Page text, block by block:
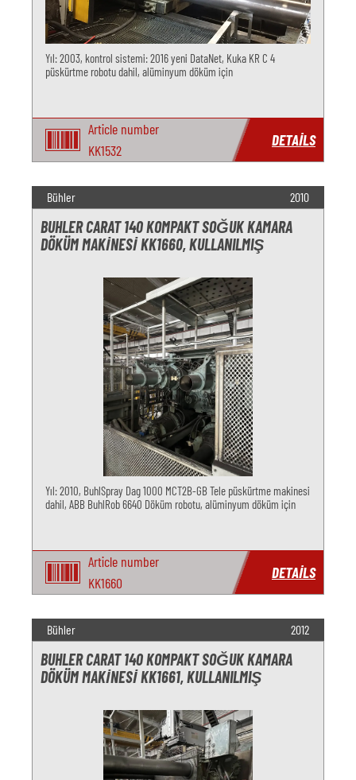
Yıl: 2003, kontrol sistemi: 2016 yeni DataNet, Kuka KR C 4
püskürtme robotu dahil, alüminyum döküm için
Article number
KK1532
DETAILS
Bühler 2010
BUHLER CARAT 140 KOMPAKT SOĞUK KAMARA
DÖKÜM MAKINESI KK1660, KULLANILMIŞ
Yıl: 2010, BuhlSpray Dag 1000 MCT2B-GB Tele püskürtme makinesi
dahil, ABB BuhlRob 6640 Döküm robotu, alüminyum döküm için
Article number
KK1660
DETAILS
Bühler 2012
BUHLER CARAT 140 KOMPAKT SOĞUK KAMARA
DÖKÜM MAKINESI KK1661, KULLANILMIŞ